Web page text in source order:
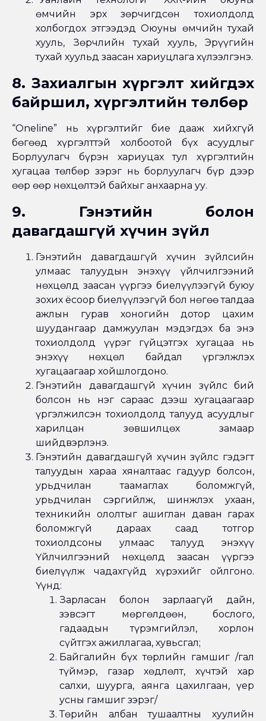
өмчийн эрх зөрчигдсөн тохиолдолд
холбогдох этгээдэд Оюуны өмчийн тухай
хууль, Зөрчлийн тухай хууль, Эрүүгийн
тухай хуульд заасан хариуцлага хүлээлгэнэ.
8. Захиалгын хүргэлт хийгдэх
байршил, хүргэлтийн төлбөр
“Oneline” нь хүргэлтийг бие дааж хийхгүй
бөгөөд хүргэлттэй холбоотой бүх асуудлыг
Борлуулагч бүрэн хариуцах тул хүргэлтийн
хугацаа төлбөр зэрэг нь борлуулагч бүр дээр
өөр өөр нөхцөлтэй байхыг анхаарна уу.
9. Гэнэтийн болон
давагдашгүй хүчин зүйл
Гэнэтийн давагдашгүй хүчин зүйлсийн
улмаас талуудын энэхүү үйлчилгээний
нөхцөлд заасан үүргээ биелүүлээгүй буюу
зохих ёсоор биелүүлээгүй бол нөгөө талдаа
ажлын гурав хоногийн дотор цахим
шуудангаар дамжуулан мэдэгдэх ба энэ
тохиолдолд үүрэг гүйцэтгэх хугацаа нь
энэхүү нөхцөл байдал үргэлжлэх
хугацаагаар хойшлогдоно.
Гэнэтийн давагдашгүй хүчин зүйлс бий
болсон нь нэг сараас дээш хугацаагаар
үргэлжилсэн тохиолдолд талууд асуудлыг
харилцан зөвшилцөх замаар
шийдвэрлэнэ.
Гэнэтийн давагдашгүй хүчин зүйлс гэдэгт
талуудын хараа хяналтаас гадуур болсон,
урьдчилан таамаглах боломжгүй,
урьдчилан сэргийлж, шинжлэх ухаан,
техникийн ололтыг ашиглан даван гарах
боломжгүй дараах саад тотгор
тохиолдсоны улмаас талууд энэхүү
Үйлчилгээний нөхцөлд заасан үүргээ
биелүүлж чадахгүйд хүрэхийг ойлгоно.
Үүнд:
Зарласан болон зарлаагүй дайн,
зэвсэгт мөргөлдөөн, бослого,
гадаадын түрэмгийлэл, хорлон
сүйтгэх ажиллагаа, хувьсгал;
Байгалийн бүх төрлийн гамшиг /гал
түймэр, газар хөдлөлт, хүчтэй хар
салхи, шуурга, аянга цахилгаан, үер
усны гамшиг зэрэг/
Төрийн албан тушаалтны хуулийн